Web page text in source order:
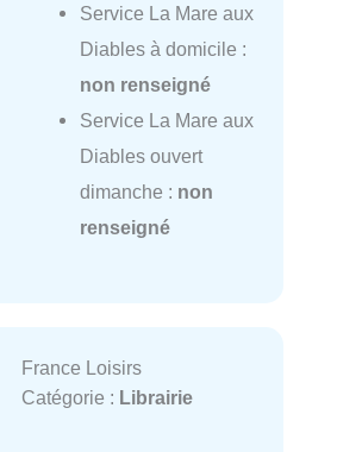
Service La Mare aux
Diables à domicile :
non renseigné
Service La Mare aux
Diables ouvert
dimanche : non
renseigné
France Loisirs
Catégorie : Librairie